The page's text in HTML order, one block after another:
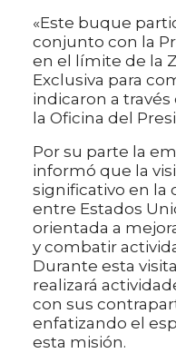
«Este buque
conjunto con la
en el límite de la
Exclusiva para
indicaron a
la Oficina del
Por su parte la
informó que la
significativo en la
entre Estados
orientada a
y combatir
Durante esta
realizará
con sus
enfatizando el
esta misión.